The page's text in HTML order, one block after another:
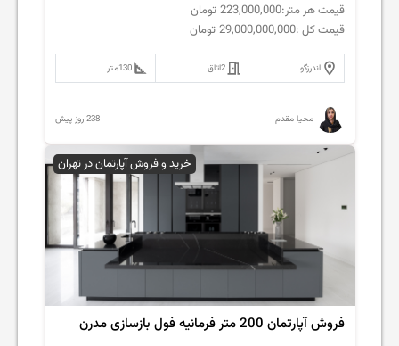
قیمت هر متر:223,000,000 تومان
قیمت کل :29,000,000,000 تومان
اندرزگو 2اتاق 130متر
محیا مقدم 238 روز پیش
خرید و فروش آپارتمان در تهران
فروش‌ آپارتمان 200 متر فرمانیه فول بازسازی مدرن